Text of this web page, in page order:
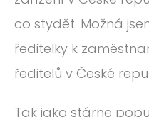
co stydět. Možná
ředitelky k
ředitelů v České
Tak jako stárne